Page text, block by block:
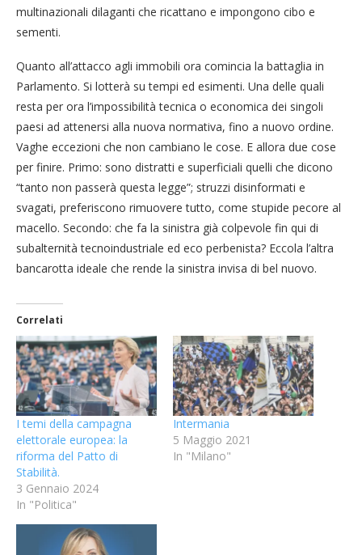
multinazionali dilaganti che ricattano e impongono cibo e
sementi.
Quanto all’attacco agli immobili ora comincia la battaglia in
Parlamento. Si lotterà su tempi ed esimenti. Una delle quali
resta per ora l’impossibilità tecnica o economica dei singoli
paesi ad attenersi alla nuova normativa, fino a nuovo ordine.
Vaghe eccezioni che non cambiano le cose. E allora due cose
per finire. Primo: sono distratti e superficiali quelli che dicono
“tanto non passerà questa legge”; struzzi disinformati e
svagati, preferiscono rimuovere tutto, come stupide pecore al
macello. Secondo: che fa la sinistra già colpevole fin qui di
subalternità tecnoindustriale ed eco perbenista? Eccola l’altra
bancarotta ideale che rende la sinistra invisa di bel nuovo.
Correlati
I temi della campagna
elettorale europea: la
riforma del Patto di
Stabilità.
3 Gennaio 2024
In "Politica"
Intermania
5 Maggio 2021
In "Milano"